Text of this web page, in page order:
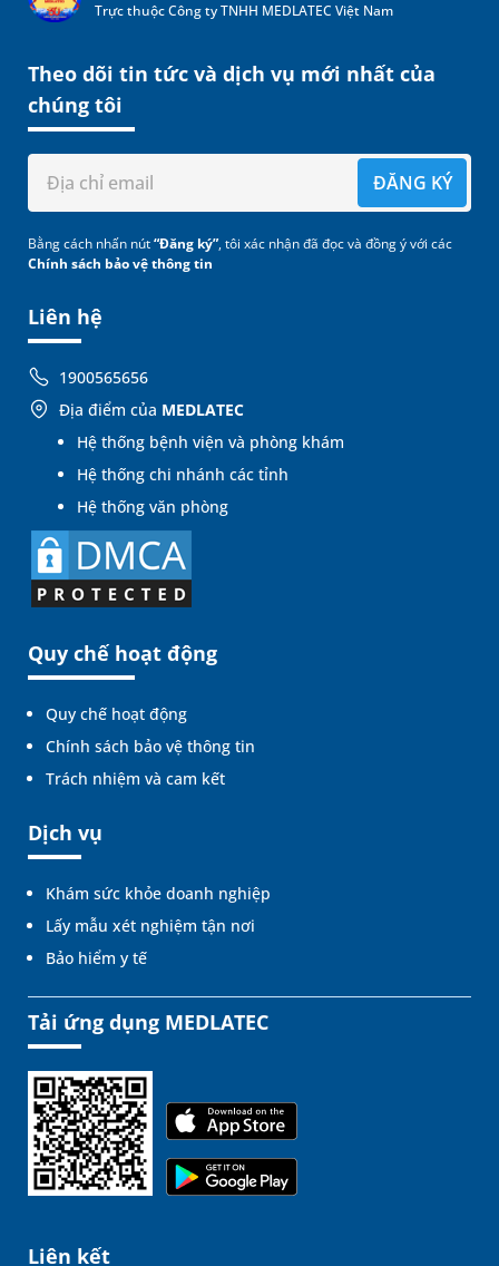
Trực thuộc Công ty TNHH MEDLATEC Việt Nam
Liên hệ
1900565656
Địa điểm của MEDLATEC
Hệ thống bệnh viện và phòng khám
Hệ thống chi nhánh các tỉnh
Hệ thống văn phòng
Quy chế hoạt động
Quy chế hoạt động
Chính sách bảo vệ thông tin
Trách nhiệm và cam kết
Dịch vụ
Khám sức khỏe doanh nghiệp
Lấy mẫu xét nghiệm tận nơi
Bảo hiểm y tế
Theo dõi tin tức và dịch vụ mới nhất của
chúng tôi
ĐĂNG KÝ
Bằng cách nhấn nút“Đăng ký”, tôi xác nhận đã đọc và đồng ý với các
Chính sách bảo vệ thông tin
Tải ứng dụng MEDLATEC
Liên kết